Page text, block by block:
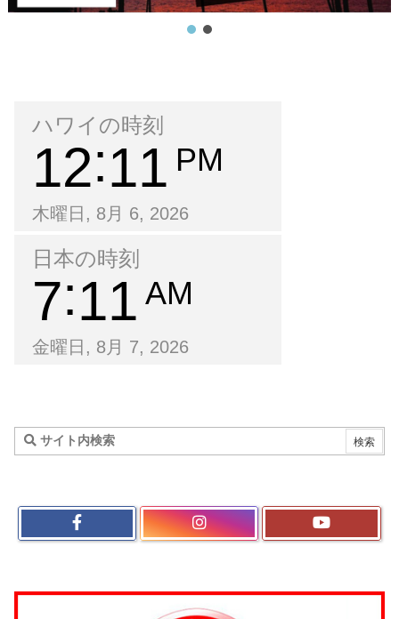
ハワイの時刻
12 11 PM
木曜日, 8月 6, 2026
日本の時刻
7 11 AM
金曜日, 8月 7, 2026